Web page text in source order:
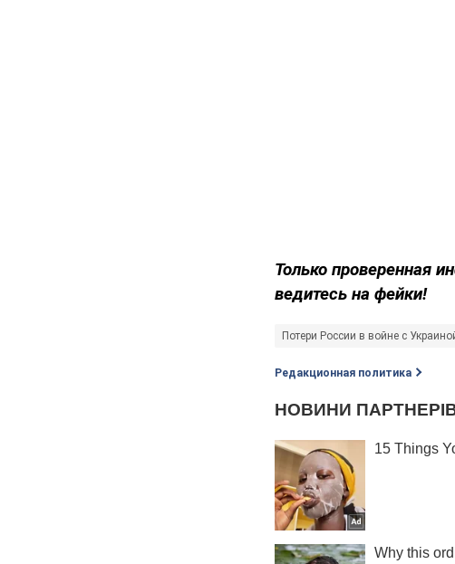
Только проверенная
ведитесь на фейки!
Потери России в войне с
Редакционная политика